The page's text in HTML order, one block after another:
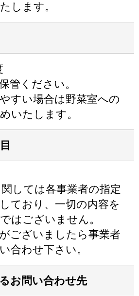
します。
管ください。
すい場合は野菜室への
いたします。
しては各事業者の指定
ており、一切の内容を
はございません。
ございましたら事業者
合わせ下さい。
お問い合わせ先